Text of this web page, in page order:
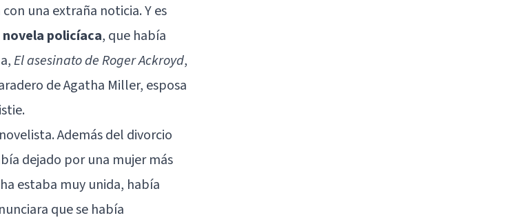
una extraña noticia. Y es
policíaca, que había
El asesinato de Roger Ackroyd,
de Agatha Miller, esposa
Además del divorcio
dejado por una mujer más
estaba muy unida, había
que se había